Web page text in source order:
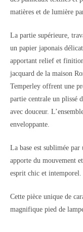
matières et de lumière
La partie supérieure,
un papier japonais
apportant relief et
jacquard de la maison
Temperley offrent une
partie centrale un plissé
avec douceur.
enveloppante.
La base est sublimée
apporte du mouvement
esprit chic et intemporel.
Cette pièce unique de
magnifique pied de